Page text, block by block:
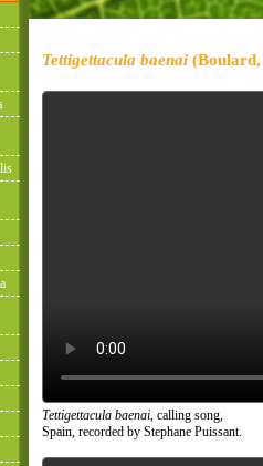
Tettigettacula baenai (Boulard,
Tettigettacula baenai, calling song,
Spain, recorded by Stephane Puissant.